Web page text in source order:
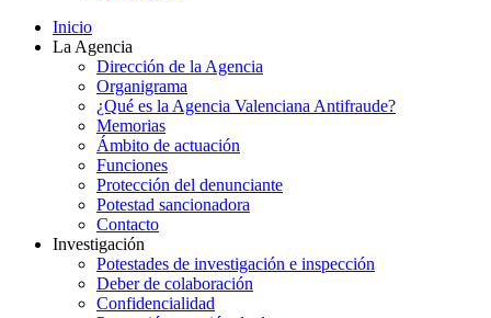
Inicio
La Agencia
Dirección de la Agencia
Organigrama
¿Qué es la Agencia Valenciana Antifraude?
Memorias
Ámbito de actuación
Funciones
Protección del denunciante
Potestad sancionadora
Contacto
Investigación
Potestades de investigación e inspección
Deber de colaboración
Confidencialidad